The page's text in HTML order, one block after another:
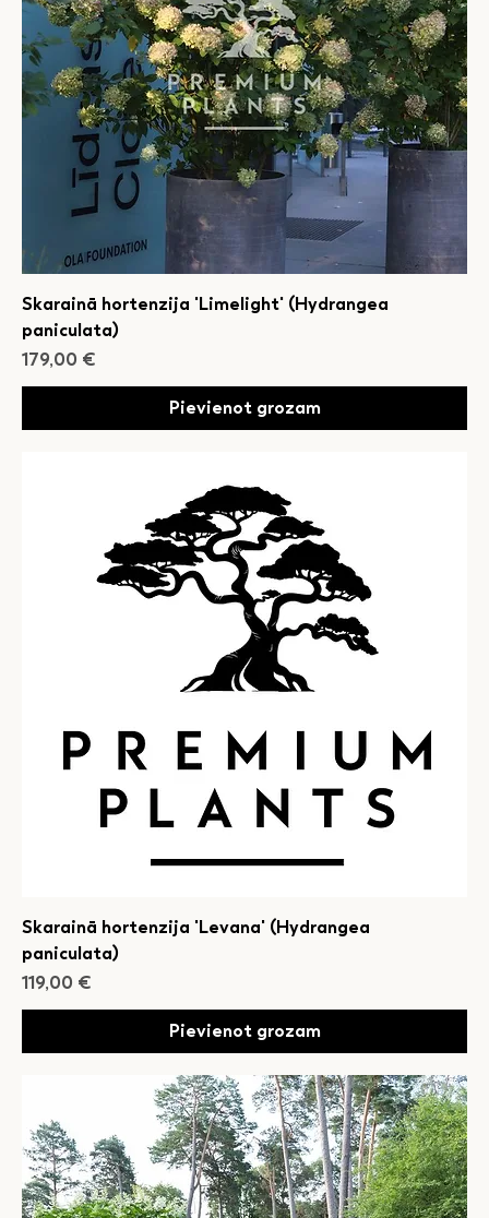
Skarainā hortenzija 'Limelight' (Hydrangea
paniculata)
Cena
179,00 €
Pievienot grozam
Skarainā hortenzija 'Levana' (Hydrangea
paniculata)
Cena
119,00 €
Pievienot grozam